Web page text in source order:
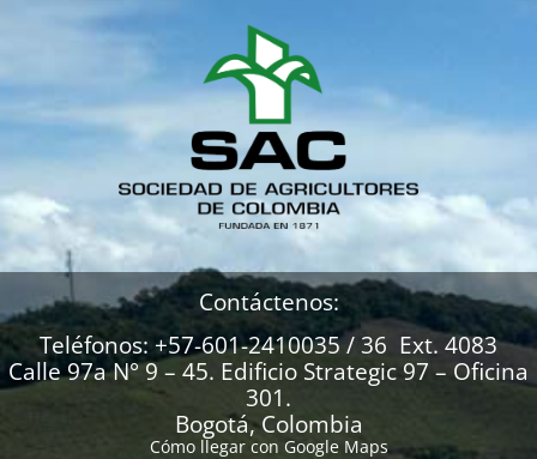
Contáctenos:
Teléfonos: +57-601-2410035 / 36 Ext. 4083
Calle 97a N° 9 – 45. Edificio Strategic 97 – Oficina
301.
Bogotá, Colombia
Cómo llegar con Google Maps